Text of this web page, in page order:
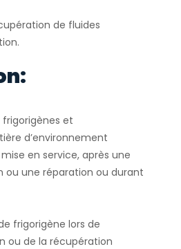
de fluides
frigorigènes et
d’environnement
en service, après une
ou une réparation ou durant
frigorigène lors de
ou de la récupération